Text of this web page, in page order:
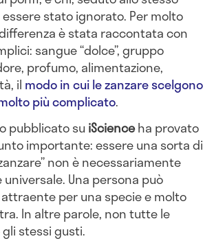
stato ignorato. Per molto
è stata raccontata con
sangue “dolce”, gruppo
profumo, alimentazione,
il modo in cui le zanzare scelgono
più complicato.
pubblicato su iScienceha provato
importante: essere una sorta di
non è necessariamente
Una persona può
per una specie e molto
In altre parole, non tutte le
stessi gusti.